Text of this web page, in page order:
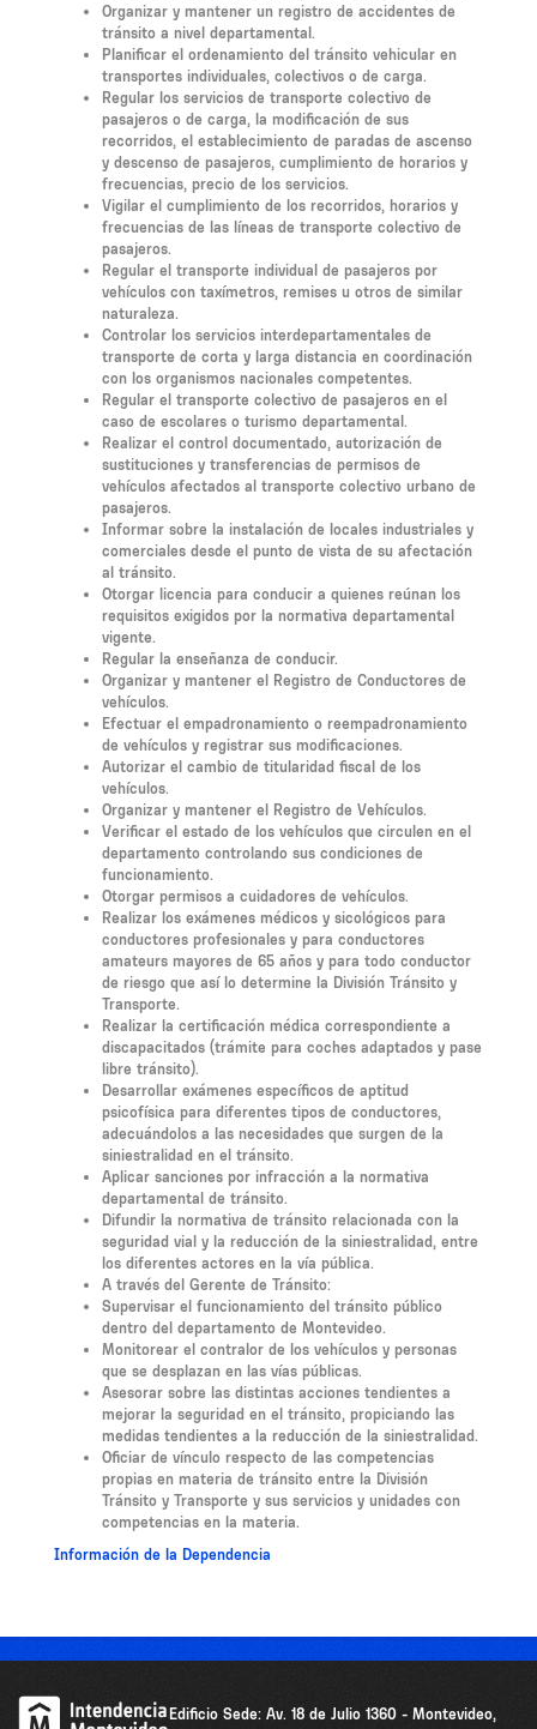
Organizar y mantener un registro de accidentes de
tránsito a nivel departamental.
Planificar el ordenamiento del tránsito vehicular en
transportes individuales, colectivos o de carga.
Regular los servicios de transporte colectivo de
pasajeros o de carga, la modificación de sus
recorridos, el establecimiento de paradas de ascenso
y descenso de pasajeros, cumplimiento de horarios y
frecuencias, precio de los servicios.
Vigilar el cumplimiento de los recorridos, horarios y
frecuencias de las líneas de transporte colectivo de
pasajeros.
Regular el transporte individual de pasajeros por
vehículos con taxímetros, remises u otros de similar
naturaleza.
Controlar los servicios interdepartamentales de
transporte de corta y larga distancia en coordinación
con los organismos nacionales competentes.
Regular el transporte colectivo de pasajeros en el
caso de escolares o turismo departamental.
Realizar el control documentado, autorización de
sustituciones y transferencias de permisos de
vehículos afectados al transporte colectivo urbano de
pasajeros.
Informar sobre la instalación de locales industriales y
comerciales desde el punto de vista de su afectación
al tránsito.
Otorgar licencia para conducir a quienes reúnan los
requisitos exigidos por la normativa departamental
vigente.
Regular la enseñanza de conducir.
Organizar y mantener el Registro de Conductores de
vehículos.
Efectuar el empadronamiento o reempadronamiento
de vehículos y registrar sus modificaciones.
Autorizar el cambio de titularidad fiscal de los
vehículos.
Organizar y mantener el Registro de Vehículos.
Verificar el estado de los vehículos que circulen en el
departamento controlando sus condiciones de
funcionamiento.
Otorgar permisos a cuidadores de vehículos.
Realizar los exámenes médicos y sicológicos para
conductores profesionales y para conductores
amateurs mayores de 65 años y para todo conductor
de riesgo que así lo determine la División Tránsito y
Transporte.
Realizar la certificación médica correspondiente a
discapacitados (trámite para coches adaptados y pase
libre tránsito).
Desarrollar exámenes específicos de aptitud
psicofísica para diferentes tipos de conductores,
adecuándolos a las necesidades que surgen de la
siniestralidad en el tránsito.
Aplicar sanciones por infracción a la normativa
departamental de tránsito.
Difundir la normativa de tránsito relacionada con la
seguridad vial y la reducción de la siniestralidad, entre
los diferentes actores en la vía pública.
A través del Gerente de Tránsito:
Supervisar el funcionamiento del tránsito público
dentro del departamento de Montevideo.
Monitorear el contralor de los vehículos y personas
que se desplazan en las vías públicas.
Asesorar sobre las distintas acciones tendientes a
mejorar la seguridad en el tránsito, propiciando las
medidas tendientes a la reducción de la siniestralidad.
Oficiar de vínculo respecto de las competencias
propias en materia de tránsito entre la División
Tránsito y Transporte y sus servicios y unidades con
competencias en la materia.
Información de la Dependencia
Edificio Sede: Av. 18 de Julio 1360 - Montevideo,